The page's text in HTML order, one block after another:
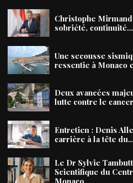
Christophe
sobriété,
Une secousse
ressentie à Monaco
Deux avancées
lutte contre le cancer
Entretien : Denis
carrière à la tête
Le Dr Sylvie
Scientifique du
Monaco